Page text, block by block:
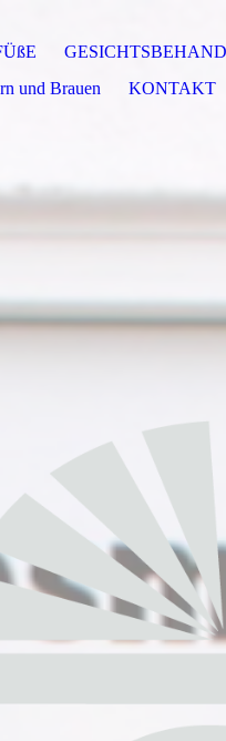
und Brauen
KONTAKT